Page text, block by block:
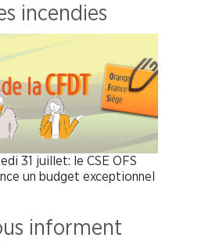
incendies
31 juillet: le CSE OFS
un budget exceptionnel
informent